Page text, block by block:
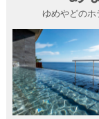
ゆめやどの